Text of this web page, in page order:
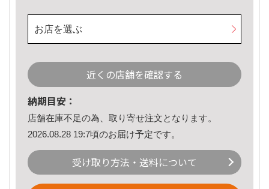
お店を選ぶ
近くの店舗を確認する
納期目安：
店舗在庫不足の為、取り寄せ注文となります。
2026.08.28 19:7頃のお届け予定です。
受け取り方法・送料について